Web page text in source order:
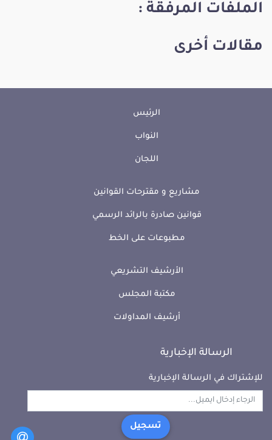
الملفات المرفقة :
مقالات أخرى
الرئيس
النواب
اللجان
مشاريع و مقترحات القوانين
قوانين صادرة بالرائد الرسمي
مطبوعات على الخط
الأرشيف التشريعي
مكتبة المجلس
أرشيف المداولات
الرسالة الإخبارية
للإشتراك في الرسالة الإخبارية
تسجيل